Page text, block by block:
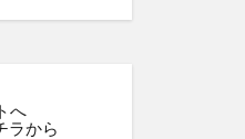
ラから